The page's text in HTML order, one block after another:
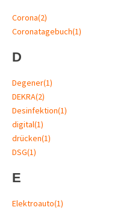
Corona(2)
Coronatagebuch(1)
D
Degener(1)
DEKRA(2)
Desinfektion(1)
digital(1)
drücken(1)
DSG(1)
E
Elektroauto(1)